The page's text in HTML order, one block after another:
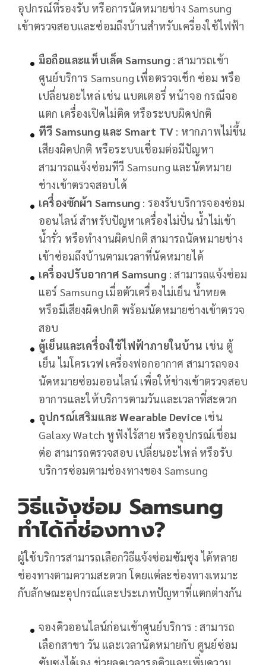
อุปกรณ์ที่รองรับ หรือการนัดหมายช่าง Samsung
เข้าตรวจสอบและซ่อมถึงบ้านสำหรับเครื่องใช้ไฟฟ้า
มือถือและแท็บเล็ต Samsung : สามารถเข้า
ศูนย์บริการ Samsung เพื่อตรวจเช็ก ซ่อม หรือ
เปลี่ยนอะไหล่ เช่น แบตเตอรี่ หน้าจอ กรณีจอ
แตก เครื่องเปิดไม่ติด หรือระบบผิดปกติ
ทีวี Samsung และ Smart TV : หากภาพไม่ขึ้น
เสียงผิดปกติ หรือระบบเชื่อมต่อมีปัญหา
สามารถแจ้งซ่อมทีวี Samsung และนัดหมาย
ช่างเข้าตรวจสอบได้
เครื่องซักผ้า Samsung : รองรับบริการจองซ่อม
ออนไลน์ สำหรับปัญหาเครื่องไม่ปั่น น้ำไม่เข้า
น้ำรั่ว หรือทำงานผิดปกติ สามารถนัดหมายช่าง
เข้าซ่อมถึงบ้านตามเวลาที่นัดหมายได้
เครื่องปรับอากาศ Samsung : สามารถแจ้งซ่อม
แอร์ Samsung เมื่อตัวเครื่องไม่เย็น น้ำหยด
หรือมีเสียงผิดปกติ พร้อมนัดหมายช่างเข้าตรวจ
สอบ
ตู้เย็นและเครื่องใช้ไฟฟ้าภายในบ้าน เช่น ตู้
เย็น ไมโครเวฟ เครื่องฟอกอากาศ สามารถจอง
นัดหมายซ่อมออนไลน์ เพื่อให้ช่างเข้าตรวจสอบ
อาการและให้บริการตามวันและเวลาที่สะดวก
อุปกรณ์เสริมและ Wearable Device เช่น
Galaxy Watch หูฟังไร้สาย หรืออุปกรณ์เชื่อม
ต่อ สามารถตรวจสอบ เปลี่ยนอะไหล่ หรือรับ
บริการซ่อมตามช่องทางของ Samsung
วิธีแจ้งซ่อม Samsung
ทำได้กี่ช่องทาง?
ผู้ใช้บริการสามารถเลือกวิธีแจ้งซ่อมซัมซุง ได้หลาย
ช่องทางตามความสะดวก โดยแต่ละช่องทางเหมาะ
กับลักษณะอุปกรณ์และประเภทปัญหาที่แตกต่างกัน
จองคิวออนไลน์ก่อนเข้าศูนย์บริการ : สามารถ
เลือกสาขา วัน และเวลานัดหมายกับ ศูนย์ซ่อม